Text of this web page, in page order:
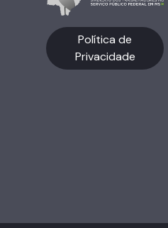
Política de
Privacidade